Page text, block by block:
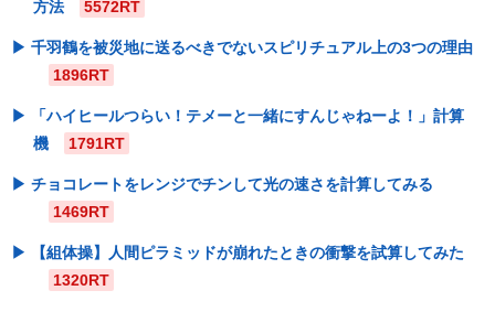
方法
5572RT
千羽鶴を被災地に送るべきでないスピリチュアル上の3つの理由
1896RT
「ハイヒールつらい！テメーと一緒にすんじゃねーよ！」計算
機
1791RT
チョコレートをレンジでチンして光の速さを計算してみる
1469RT
【組体操】人間ピラミッドが崩れたときの衝撃を試算してみた
1320RT